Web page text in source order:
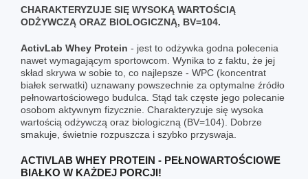
CHARAKTERYZUJE SIĘ WYSOKĄ WARTOŚCIĄ
ODŻYWCZĄ ORAZ BIOLOGICZNĄ, BV=104.
ActivLab Whey Protein - jest to odżywka godna polecenia
nawet wymagającym sportowcom. Wynika to z faktu, że jej
skład skrywa w sobie to, co najlepsze - WPC (koncentrat
białek serwatki) uznawany powszechnie za optymalne źródło
pełnowartościowego budulca. Stąd tak częste jego polecanie
osobom aktywnym fizycznie. Charakteryzuje się wysoka
wartością odżywczą oraz biologiczną (BV=104). Dobrze
smakuje, świetnie rozpuszcza i szybko przyswaja.
ACTIVLAB WHEY PROTEIN - PEŁNOWARTOŚCIOWE
BIAŁKO W KAŻDEJ PORCJI!